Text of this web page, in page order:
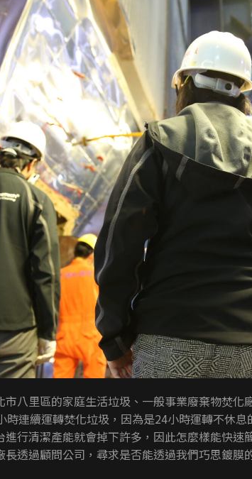
市八里區的家庭生活垃圾、一般事業廢棄物焚
時連續運轉焚化垃圾，因為是24小時運轉不休
行清潔產能就會掉下許多，因此怎麼樣能快速
透過顧問公司，尋求是否能透過我們巧思鍍膜